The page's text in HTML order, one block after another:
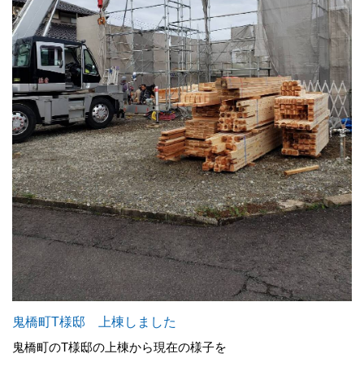
鬼橋町T様邸 上棟しました
鬼橋町のT様邸の上棟から現在の様子を